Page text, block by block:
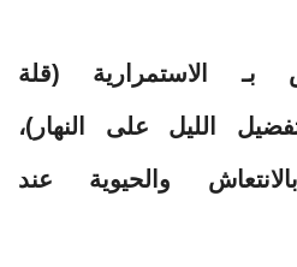
بـ الاستمرارية (قلة
الليل على النهار)،
والحيوية عند